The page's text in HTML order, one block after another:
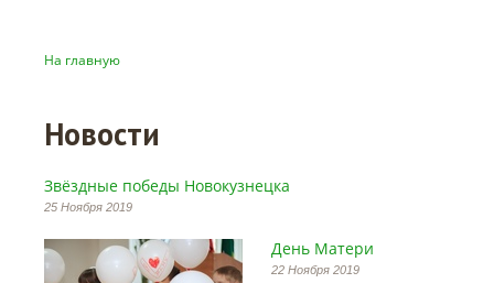
На главную
Новости
Звёздные победы Новокузнецка
25 Ноября 2019
День Матери
22 Ноября 2019